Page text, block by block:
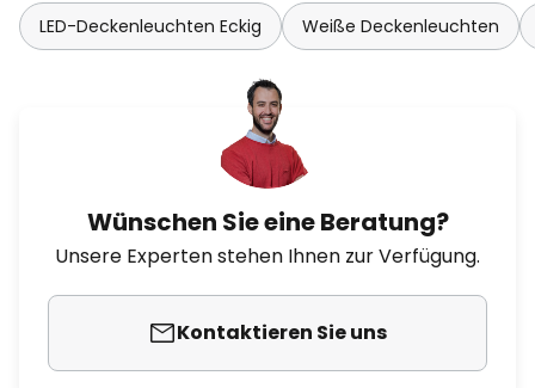
LED-Deckenleuchten Eckig Weiße Deckenleuchten
Wünschen Sie eine Beratung?
Unsere Experten stehen Ihnen zur Verfügung.
Kontaktieren Sie uns